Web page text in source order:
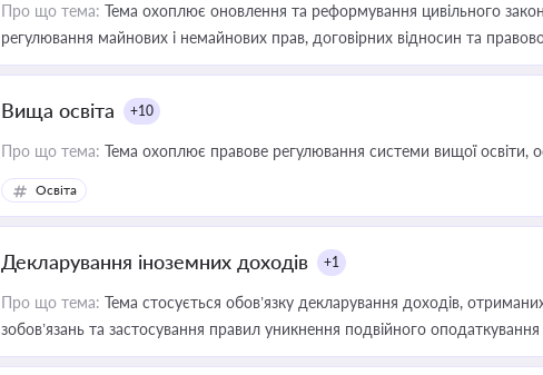
Про що тема: Тема охоплює оновлення та реформування цивільного
регулювання майнових і немайнових прав, договірних відносин та
Вища освіта +10
Про що тема: Тема охоплює правове регулювання системи вищої освіти,
Освіта
Декларування іноземних доходів +1
Про що тема: Тема стосується обов’язку декларування доходів,
зобов’язань та застосування правил уникнення подвійного оподаткування